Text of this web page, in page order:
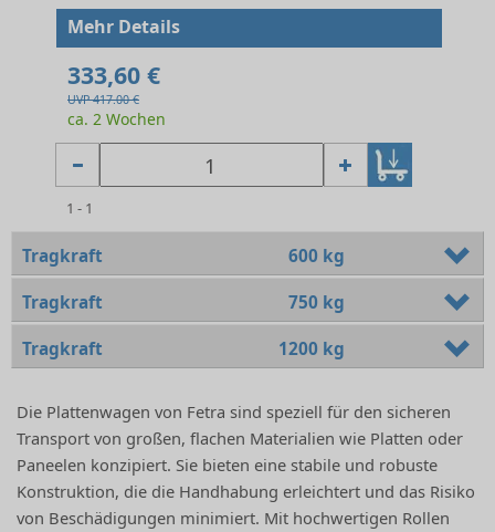
Mehr Details
333,60 €
UVP 417.00 €
ca. 2 Wochen
1 - 1
Tragkraft 600 kg
Tragkraft 750 kg
Tragkraft 1200 kg
Die Plattenwagen von Fetra sind speziell für den sicheren
Transport von großen, flachen Materialien wie Platten oder
Paneelen konzipiert. Sie bieten eine stabile und robuste
Konstruktion, die die Handhabung erleichtert und das Risiko
von Beschädigungen minimiert. Mit hochwertigen Rollen